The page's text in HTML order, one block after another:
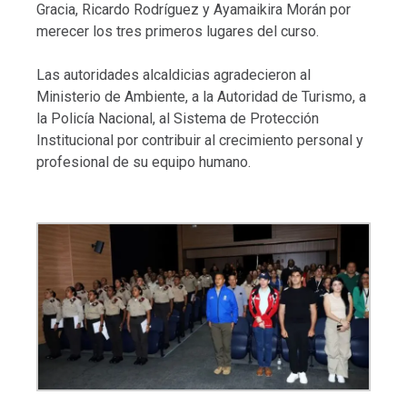
Gracia, Ricardo Rodríguez y Ayamaikira Morán por
merecer los tres primeros lugares del curso.
Las autoridades alcaldicias agradecieron al
Ministerio de Ambiente, a la Autoridad de Turismo, a
la Policía Nacional, al Sistema de Protección
Institucional por contribuir al crecimiento personal y
profesional de su equipo humano.